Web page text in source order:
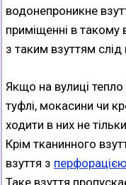
водонепроникне
приміщенні в такому
з таким взуттям слід
Якщо на вулиці
туфлі, мокасини чи
ходити в них не
Крім тканинного
взуття з перфорацією
Таке взуття